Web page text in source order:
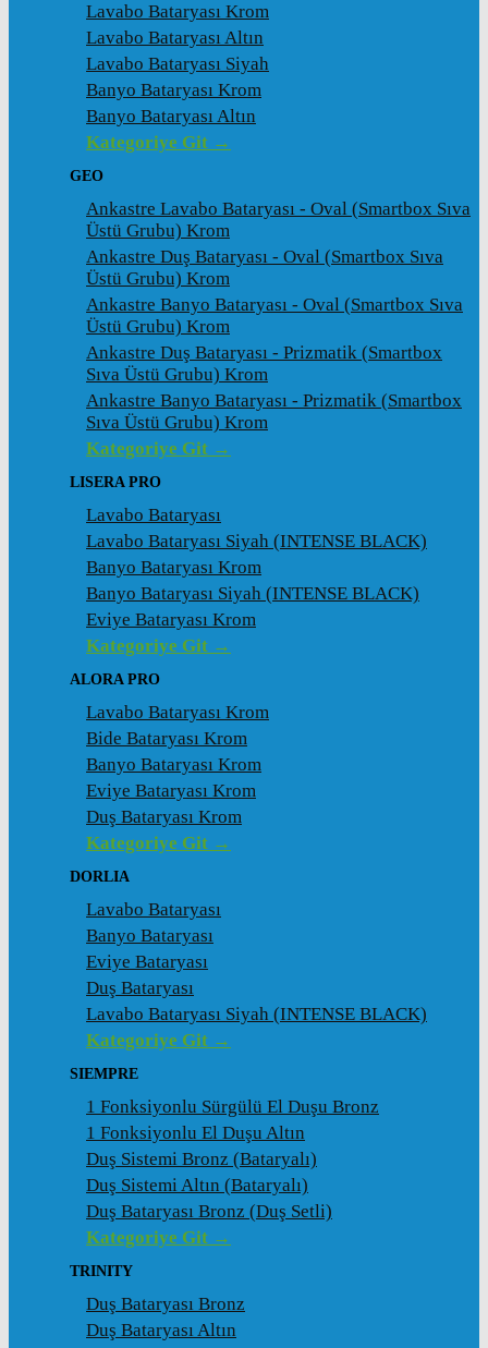
Lavabo Bataryası Krom
Lavabo Bataryası Altın
Lavabo Bataryası Siyah
Banyo Bataryası Krom
Banyo Bataryası Altın
Kategoriye Git →
GEO
Ankastre Lavabo Bataryası - Oval (Smartbox Sıva
Üstü Grubu) Krom
Ankastre Duş Bataryası - Oval (Smartbox Sıva
Üstü Grubu) Krom
Ankastre Banyo Bataryası - Oval (Smartbox Sıva
Üstü Grubu) Krom
Ankastre Duş Bataryası - Prizmatik (Smartbox
Sıva Üstü Grubu) Krom
Ankastre Banyo Bataryası - Prizmatik (Smartbox
Sıva Üstü Grubu) Krom
Kategoriye Git →
LISERA PRO
Lavabo Bataryası
Lavabo Bataryası Siyah (INTENSE BLACK)
Banyo Bataryası Krom
Banyo Bataryası Siyah (INTENSE BLACK)
Eviye Bataryası Krom
Kategoriye Git →
ALORA PRO
Lavabo Bataryası Krom
Bide Bataryası Krom
Banyo Bataryası Krom
Eviye Bataryası Krom
Duş Bataryası Krom
Kategoriye Git →
DORLIA
Lavabo Bataryası
Banyo Bataryası
Eviye Bataryası
Duş Bataryası
Lavabo Bataryası Siyah (INTENSE BLACK)
Kategoriye Git →
SIEMPRE
1 Fonksiyonlu Sürgülü El Duşu Bronz
1 Fonksiyonlu El Duşu Altın
Duş Sistemi Bronz (Bataryalı)
Duş Sistemi Altın (Bataryalı)
Duş Bataryası Bronz (Duş Setli)
Kategoriye Git →
TRINITY
Duş Bataryası Bronz
Duş Bataryası Altın